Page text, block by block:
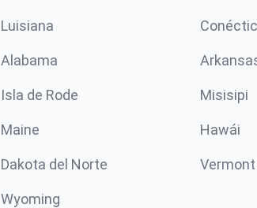
Luisiana
Alabama
Isla de Rode Misisipi
Maine Hawái
Dakota del Norte Vermont
Wyoming